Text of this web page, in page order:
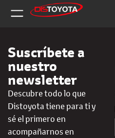
Suscríbete a
nuestro
newsletter
Descubre todo lo que
Distoyota tiene para ti y
sé el primero en
acompañarnos en